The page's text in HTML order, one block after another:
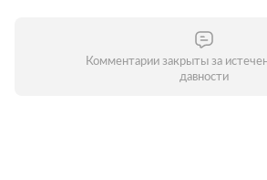
Комментарии закрыты за
давности